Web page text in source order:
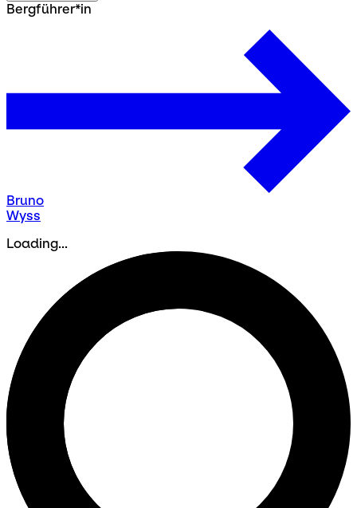
Bergführer*in
Bruno
Wyss
Loading...